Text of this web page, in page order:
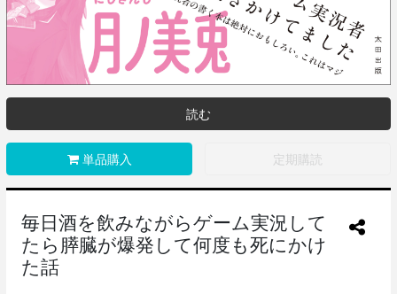
読む
単品購入 定期購読
毎日酒を飲みながらゲーム実況して
たら膵臓が爆発して何度も死にかけ
た話